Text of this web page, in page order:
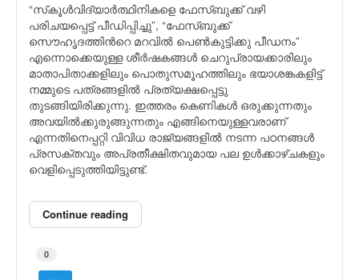
“സ്‌കൂള്‍വിദ്യാര്‍ത്ഥിനികളെ ഫേസ്ബുക്ക് വഴി
പരിചയപ്പെട്ട് പീഡിപ്പിച്ചു”, “ഫേസ്ബുക്ക്
സൌഹൃദത്തിന്‍റെ മറവില്‍ പെണ്‍കുട്ടിക്കു പീഡനം”
എന്നൊക്കെയുള്ള ശീര്‍ഷകങ്ങള്‍ ചെറുപ്രായക്കാരിലും
മാതാപിതാക്കളിലും പൊതുസമൂഹത്തിലും ഭയാശങ്കകളിട്ട്
നമ്മുടെ പത്രങ്ങളില്‍ പ്രത്യക്ഷപ്പെട്ടു
തുടങ്ങിയിരിക്കുന്നു. ഇത്തരം കെണികള്‍ ഒരുക്കുന്നതും
അവയില്‍ക്കുരുങ്ങുന്നതും എങ്ങിനെയുള്ളവരാണ്
എന്നതിനെപ്പറ്റി വിവിധ രാജ്യങ്ങളില്‍ നടന്ന പഠനങ്ങള്‍
പ്രസക്തവും അപ്രതീക്ഷിതവുമായ പല ഉള്‍ക്കാഴ്ചകളും
വെളിപ്പെടുത്തിയിട്ടുണ്ട്.
Continue reading
0